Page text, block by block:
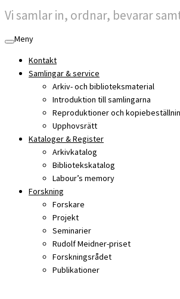
Vi samlar in, ordnar, bevarar
Meny
Kontakt
Samlingar & service
Arkiv- och biblioteksmaterial
Introduktion till samlingarna
Reproduktioner och
Upphovsrätt
Kataloger & Register
Arkivkatalog
Bibliotekskatalog
Labour’s memory
Forskning
Forskare
Projekt
Seminarier
Rudolf Meidner-priset
Forskningsrådet
Publikationer